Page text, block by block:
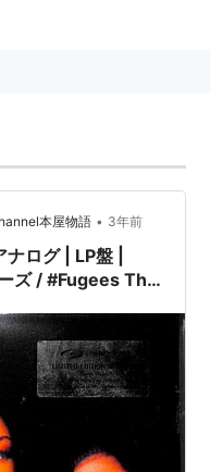
本屋物語 • 3年前
ログ | LP盤 |
ズ / #Fugees The
付き | 盤面=VG+
#WyclefJean 他